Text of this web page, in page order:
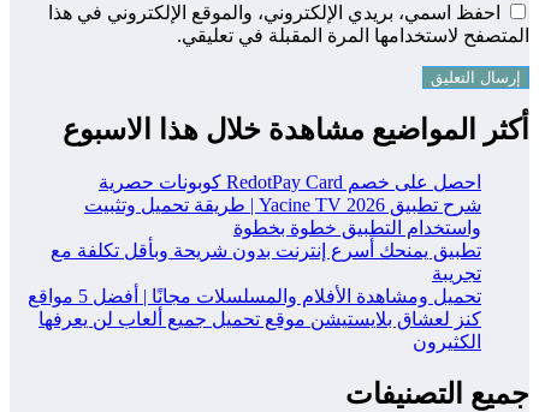
احفظ اسمي، بريدي الإلكتروني، والموقع الإلكتروني في هذا
لاستخدامها المرة المقبلة في تعليقي.
المواضيع مشاهدة خلال هذا الاسبوع
احصل على خصم RedotPay Card كوبونات حصرية
شرح تطبيق Yacine TV 2026 | طريقة تحميل وتثبيت
واستخدام التطبيق خطوة بخطوة
تطبيق يمنحك أسرع إنترنت بدون شريحة وبأقل تكلفة مع
تجريبة
تحميل ومشاهدة الأفلام والمسلسلات مجانًا | أفضل 5 مواقع
كنز لعشاق بلايستيشن موقع تحميل جميع ألعاب لن يعرفها
الكثيرون
التصنيفات